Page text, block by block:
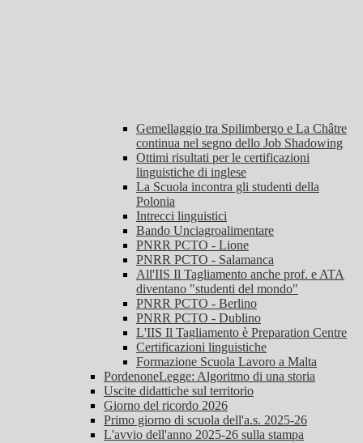
Gemellaggio tra Spilimbergo e La Châtre
continua nel segno dello Job Shadowing
Ottimi risultati per le certificazioni
linguistiche di inglese
La Scuola incontra gli studenti della
Polonia
Intrecci linguistici
Bando Unciagroalimentare
PNRR PCTO - Lione
PNRR PCTO - Salamanca
All'IIS Il Tagliamento anche prof. e ATA
diventano "studenti del mondo"
PNRR PCTO - Berlino
PNRR PCTO - Dublino
L'IIS Il Tagliamento è Preparation Centre
Certificazioni linguistiche
Formazione Scuola Lavoro a Malta
PordenoneLegge: Algoritmo di una storia
Uscite didattiche sul territorio
Giorno del ricordo 2026
Primo giorno di scuola dell'a.s. 2025-26
L'avvio dell'anno 2025-26 sulla stampa